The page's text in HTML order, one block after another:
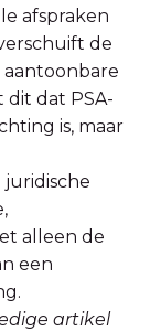
afspraken
de
dit dat PSA-
is, maar
juridische
alleen de
een
artikel